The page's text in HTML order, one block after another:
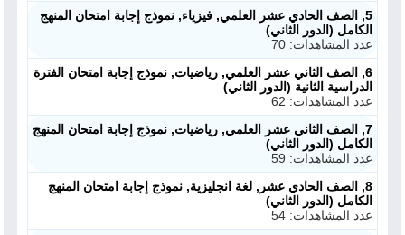
5, الصف الحادي عشر العلمي, فيزياء, نموذج إجابة امتحان المنهج
الكامل (الدور الثاني)
عدد المشاهدات: 70
6, الصف الثاني عشر العلمي, رياضيات, نموذج إجابة امتحان الفترة
الدراسية الثانية (الدور الثاني)
عدد المشاهدات: 62
7, الصف الثاني عشر العلمي, رياضيات, نموذج إجابة امتحان المنهج
الكامل (الدور الثاني)
عدد المشاهدات: 59
8, الصف الحادي عشر, لغة انجليزية, نموذج إجابة امتحان المنهج
الكامل (الدور الثاني)
عدد المشاهدات: 54